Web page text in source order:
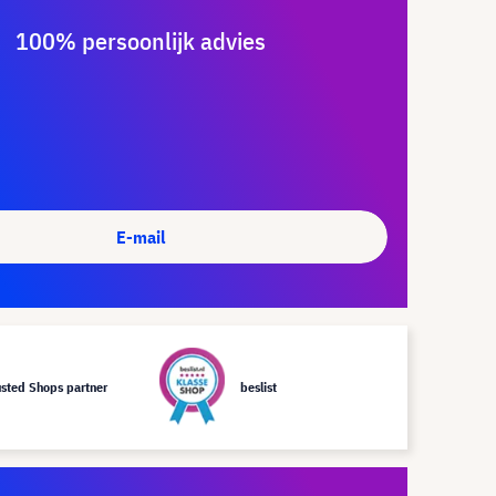
100% persoonlijk advies
E-mail
Shops partner beslist